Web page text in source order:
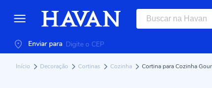
Enviar para
Início Decoração Cortinas Cozinha Cortina para Cozinha